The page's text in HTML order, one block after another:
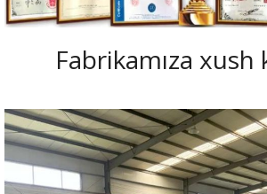
Fabrikamıza xush